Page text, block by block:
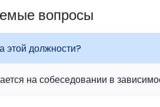
вопросы
этой должности?
на собеседовании в